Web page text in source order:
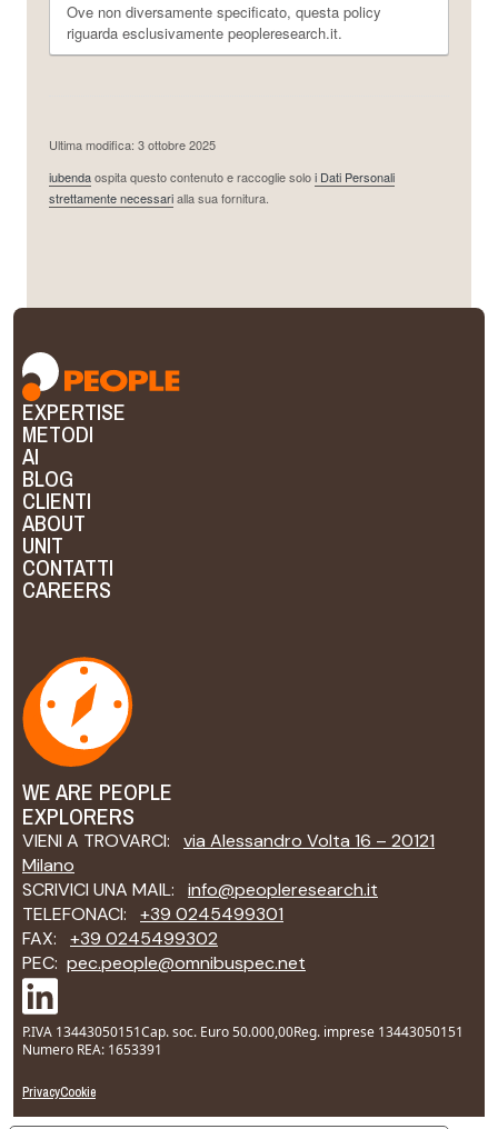
Ove non diversamente specificato, questa policy
riguarda esclusivamente peopleresearch.it.
Ultima modifica: 3 ottobre 2025
iubendaospita questo contenuto e raccoglie soloi Dati Personali
strettamente necessarialla sua fornitura.
EXPERTISE
METODI
AI
BLOG
CLIENTI
ABOUT
UNIT
CONTATTI
CAREERS
WE ARE PEOPLE
EXPLORERS
VIENI A TROVARCI: via Alessandro Volta 16 – 20121
Milano
SCRIVICI UNA MAIL: info@peopleresearch.it
TELEFONACI: +39 0245499301
FAX: +39 0245499302
PEC: pec.people@omnibuspec.net
P.IVA 13443050151Cap. soc. Euro 50.000,00Reg. imprese 13443050151
Numero REA: 1653391
PrivacyCookie